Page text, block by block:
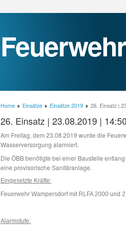
Home Einsätze Einsätze 2019 26. Einsatz |
26. Einsatz | 23.08.2019 |
Am Freitag, dem 23.08.2019 wurde die
Wasserversorgung alarmiert.
Die ÖBB benötigte bei einer Baustelle
eine provisorische Sanitäranlage.
Eingesetzte Kräfte:
Feuerwehr Wampersdorf mit RLFA 2000 und
Alarmstufe: